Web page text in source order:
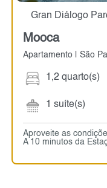
Gran Diálogo
Mooca
Apartamento | São
1,2 quarto(s)
1 suíte(s)
Aproveite as
A 10 minutos da